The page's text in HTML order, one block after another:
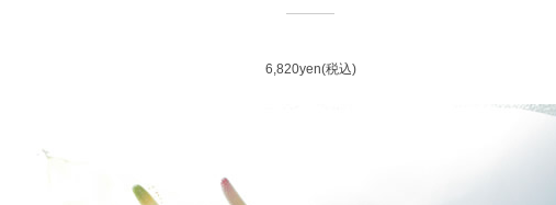
6,820yen(税込)